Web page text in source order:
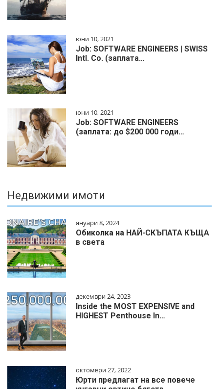
юни 10, 2021
Job: SOFTWARE ENGINEERS | SWISS
Intl. Co. (заплата…
юни 10, 2021
Job: SOFTWARE ENGINEERS
(заплата: до $200 000 годи…
Недвижими имоти
януари 8, 2024
Обиколка на НАЙ-СКЪПАТА КЪЩА
в света
декември 24, 2023
Inside the MOST EXPENSIVE and
HIGHEST Penthouse In…
октомври 27, 2022
Юрти предлагат на все повече